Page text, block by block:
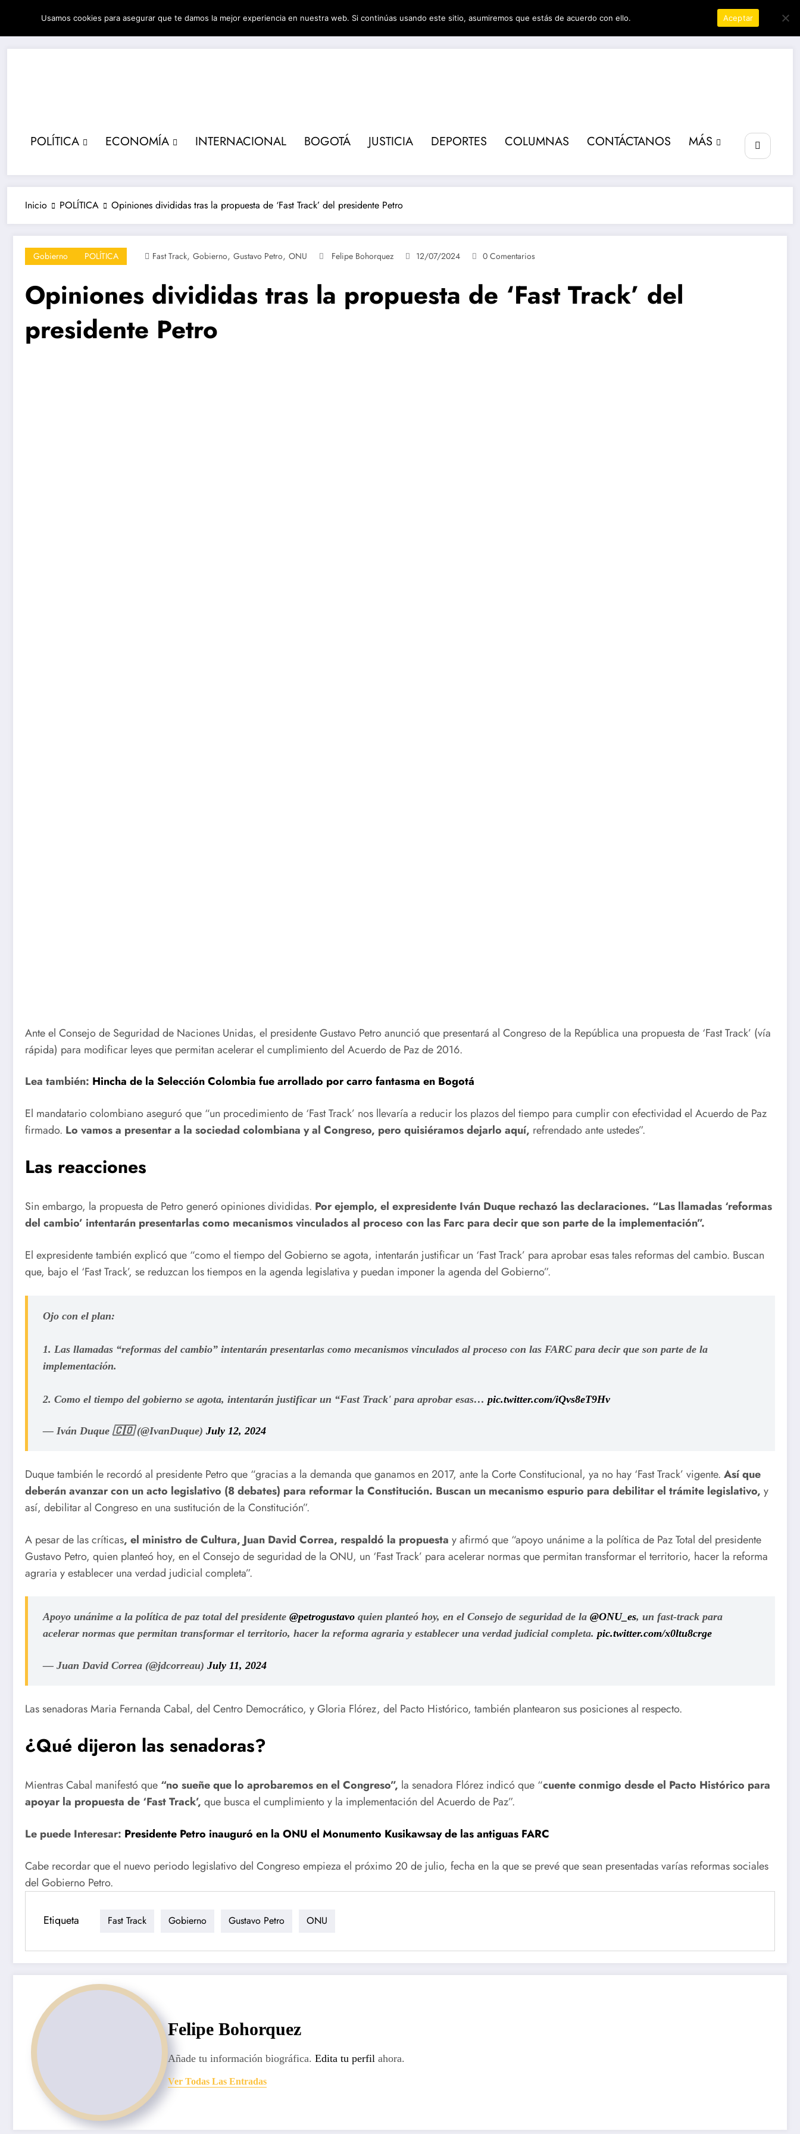
contenido
06/08/2026 6:48:14 AM
POLÍTICA ECONOMÍA INTERNACIONAL BOGOTÁ JUSTICIA DEPORTES COLUMNAS CONTÁCTANOS MÁS
Inicio POLÍTICA Opiniones divididas tras la propuesta de ‘Fast Track’ del presidente Petro
Gobierno POLÍTICA Fast Track, Gobierno, Gustavo Petro, ONU Felipe Bohorquez 12/07/2024 0 Comentarios
Opiniones divididas tras la propuesta de ‘Fast Track’ del
presidente Petro
Ante el Consejo de Seguridad de Naciones Unidas, el presidente Gustavo Petro anunció que presentará al Congreso de la República una propuesta de ‘Fast Track’ (vía
rápida) para modificar leyes que permitan acelerar el cumplimiento del Acuerdo de Paz de 2016.
Lea también: Hincha de la Selección Colombia fue arrollado por carro fantasma en Bogotá
El mandatario colombiano aseguró que “un procedimiento de ‘Fast Track’ nos llevaría a reducir los plazos del tiempo para cumplir con efectividad el Acuerdo de Paz
firmado. Lo vamos a presentar a la sociedad colombiana y al Congreso, pero quisiéramos dejarlo aquí, refrendado ante ustedes”.
Las reacciones
Sin embargo, la propuesta de Petro generó opiniones divididas. Por ejemplo, el expresidente Iván Duque rechazó las declaraciones. “Las llamadas ‘reformas
del cambio’ intentarán presentarlas como mecanismos vinculados al proceso con las Farc para decir que son parte de la implementación”.
El expresidente también explicó que “como el tiempo del Gobierno se agota, intentarán justificar un ‘Fast Track’ para aprobar esas tales reformas del cambio. Buscan
que, bajo el ‘Fast Track’, se reduzcan los tiempos en la agenda legislativa y puedan imponer la agenda del Gobierno”.
Ojo con el plan:
1. Las llamadas “reformas del cambio” intentarán presentarlas como mecanismos vinculados al proceso con las FARC para decir que son parte de la
implementación.
2. Como el tiempo del gobierno se agota, intentarán justificar un “Fast Track' para aprobar esas… pic.twitter.com/iQvs8eT9Hv
— Iván Duque 🇨🇴 (@IvanDuque) July 12, 2024
Duque también le recordó al presidente Petro que “gracias a la demanda que ganamos en 2017, ante la Corte Constitucional, ya no hay ‘Fast Track’ vigente. Así que
deberán avanzar con un acto legislativo (8 debates) para reformar la Constitución. Buscan un mecanismo espurio para debilitar el trámite legislativo, y
así, debilitar al Congreso en una sustitución de la Constitución”.
A pesar de las críticas, el ministro de Cultura, Juan David Correa, respaldó la propuesta y afirmó que “apoyo unánime a la política de Paz Total del presidente
Gustavo Petro, quien planteó hoy, en el Consejo de seguridad de la ONU, un ‘Fast Track’ para acelerar normas que permitan transformar el territorio, hacer la reforma
agraria y establecer una verdad judicial completa”.
Apoyo unánime a la política de paz total del presidente @petrogustavo quien planteó hoy, en el Consejo de seguridad de la @ONU_es, un fast-track para
acelerar normas que permitan transformar el territorio, hacer la reforma agraria y establecer una verdad judicial completa. pic.twitter.com/x0ltu8crge
— Juan David Correa (@jdcorreau) July 11, 2024
Las senadoras Maria Fernanda Cabal, del Centro Democrático, y Gloria Flórez, del Pacto Histórico, también plantearon sus posiciones al respecto.
¿Qué dijeron las senadoras?
Mientras Cabal manifestó que “no sueñe que lo aprobaremos en el Congreso”, la senadora Flórez indicó que “cuente conmigo desde el Pacto Histórico para
apoyar la propuesta de ‘Fast Track’, que busca el cumplimiento y la implementación del Acuerdo de Paz”.
Le puede Interesar: Presidente Petro inauguró en la ONU el Monumento Kusikawsay de las antiguas FARC
Cabe recordar que el nuevo periodo legislativo del Congreso empieza el próximo 20 de julio, fecha en la que se prevé que sean presentadas varías reformas sociales
del Gobierno Petro.
Etiqueta Fast Track Gobierno Gustavo Petro ONU
Felipe Bohorquez
Añade tu información biográfica. Edita tu perfil ahora.
Ver Todas Las Entradas
Usamos cookies para asegurar que te damos la mejor experiencia en nuestra web. Si continúas usando este sitio, asumiremos que estás de acuerdo con ello. Aceptar